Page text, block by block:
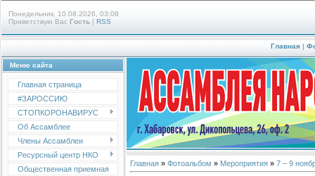
Понедельник, 10.08.2026, 03:08
Приветствую Вас Гость | RSS
Главная |
Меню сайта
Главная страница
#ЗАРОССИЮ
СТОПКОРОНАВИРУС
Об Ассамблее
Члены Ассамблеи
Ресурсный центр НКО
Общественная приемная
Главная » Фотоальбом » Мероприятия » 7 – 9